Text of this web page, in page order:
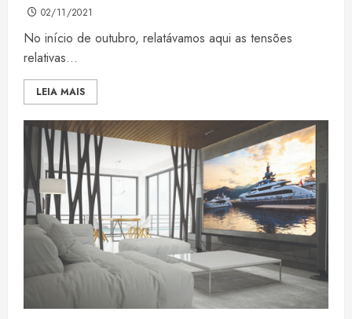
02/11/2021
No início de outubro, relatávamos aqui as tensões
relativas...
LEIA MAIS